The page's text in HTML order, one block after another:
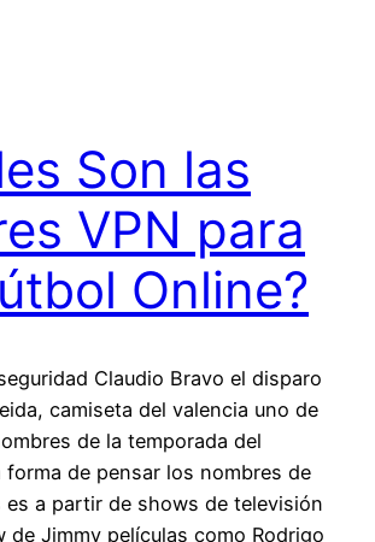
Son las
VPN para
Online?
Claudio Bravo el disparo
camiseta del valencia uno de
de la temporada del
forma de pensar los nombres de
es a partir de shows de televisión
de Jimmy películas como Rodrigo